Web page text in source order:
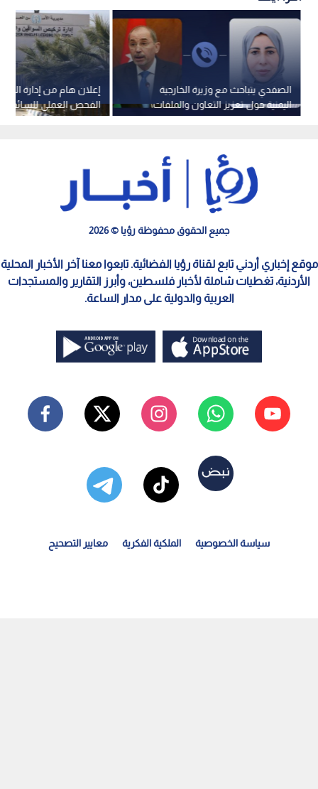
إعلان هام من إدارة
الفحص العملي للسائقين
الصفدي يتباحث مع وزيرة الخارجية
اليمنية حول تعزيز التعاون والملفات
الإقليمية
جميع الحقوق محفوظة رؤيا © 2026
موقع إخباري أردني تابع لقناة رؤيا الفضائية. تابعوا معنا آخر الأخبار المحلية
الأردنية، تغطيات شاملة لأخبار فلسطين، وأبرز التقارير والمستجدات
العربية والدولية على مدار الساعة.
سياسة الخصوصية الملكية الفكرية معايير التصحيح